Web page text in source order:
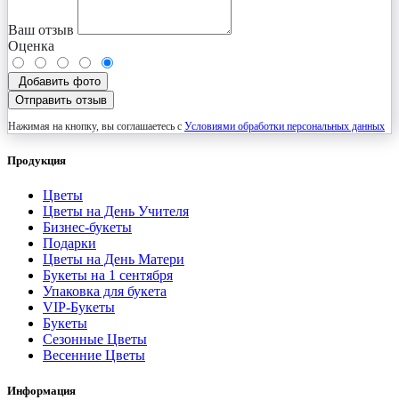
Ваш отзыв
Оценка
Добавить фото
Отправить отзыв
Нажимая на кнопку, вы соглашаетесь с Условиями обработки персональных данных
Продукция
Цветы
Цветы на День Учителя
Бизнес-букеты
Подарки
Цветы на День Матери
Букеты на 1 сентября
Упаковка для букета
VIP-Букеты
Букеты
Сезонные Цветы
Весенние Цветы
Информация